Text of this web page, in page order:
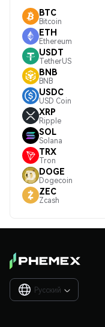
BTC
Bitcoin
ETH
Ethereum
USDT
TetherUS
BNB
BNB
USDC
USD Coin
XRP
Ripple
SOL
Solana
TRX
Tron
DOGE
Dogecoin
ZEC
Zcash
Русский 